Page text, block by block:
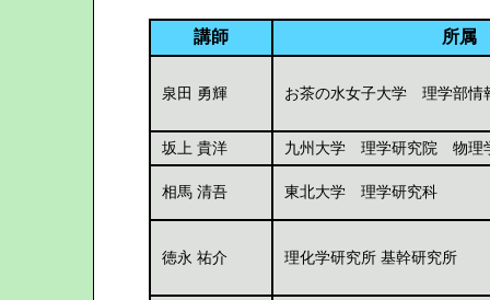
講師 所属
泉田 勇輝 お茶の水女子大学 理学部情
坂上 貴洋 九州大学 理学研究院 物理
相馬 清吾 東北大学 理学研究科
徳永 祐介 理化学研究所 基幹研究所